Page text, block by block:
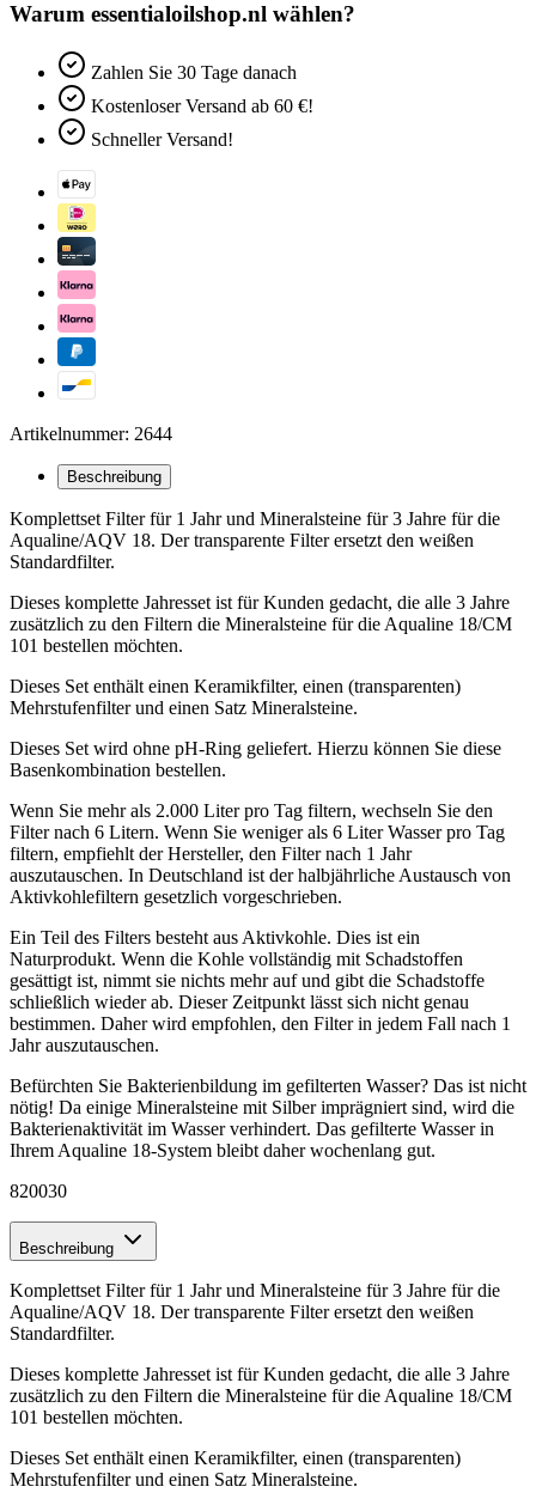
Warum essentialoilshop.nl wählen?
Zahlen Sie 30 Tage danach
Kostenloser Versand ab 60 €!
Schneller Versand!
Artikelnummer: 2644
Beschreibung
Komplettset Filter für 1 Jahr und Mineralsteine ​​für 3 Jahre für die
Aqualine/AQV 18. Der transparente Filter ersetzt den weißen
Standardfilter.
Dieses komplette Jahresset ist für Kunden gedacht, die alle 3 Jahre
zusätzlich zu den Filtern die Mineralsteine ​​für die Aqualine 18/CM
101 bestellen möchten.
Dieses Set enthält einen Keramikfilter, einen (transparenten)
Mehrstufenfilter und einen Satz Mineralsteine.
Dieses Set wird ohne pH-Ring geliefert. Hierzu können Sie diese
Basenkombination bestellen.
Wenn Sie mehr als 2.000 Liter pro Tag filtern, wechseln Sie den
Filter nach 6 Litern. Wenn Sie weniger als 6 Liter Wasser pro Tag
filtern, empfiehlt der Hersteller, den Filter nach 1 Jahr
auszutauschen. In Deutschland ist der halbjährliche Austausch von
Aktivkohlefiltern gesetzlich vorgeschrieben.
Ein Teil des Filters besteht aus Aktivkohle. Dies ist ein
Naturprodukt. Wenn die Kohle vollständig mit Schadstoffen
gesättigt ist, nimmt sie nichts mehr auf und gibt die Schadstoffe
schließlich wieder ab. Dieser Zeitpunkt lässt sich nicht genau
bestimmen. Daher wird empfohlen, den Filter in jedem Fall nach 1
Jahr auszutauschen.
Befürchten Sie Bakterienbildung im gefilterten Wasser? Das ist nicht
nötig! Da einige Mineralsteine ​​mit Silber imprägniert sind, wird die
Bakterienaktivität im Wasser verhindert. Das gefilterte Wasser in
Ihrem Aqualine 18-System bleibt daher wochenlang gut.
820030
Beschreibung
Komplettset Filter für 1 Jahr und Mineralsteine ​​für 3 Jahre für die
Aqualine/AQV 18. Der transparente Filter ersetzt den weißen
Standardfilter.
Dieses komplette Jahresset ist für Kunden gedacht, die alle 3 Jahre
zusätzlich zu den Filtern die Mineralsteine ​​für die Aqualine 18/CM
101 bestellen möchten.
Dieses Set enthält einen Keramikfilter, einen (transparenten)
Mehrstufenfilter und einen Satz Mineralsteine.